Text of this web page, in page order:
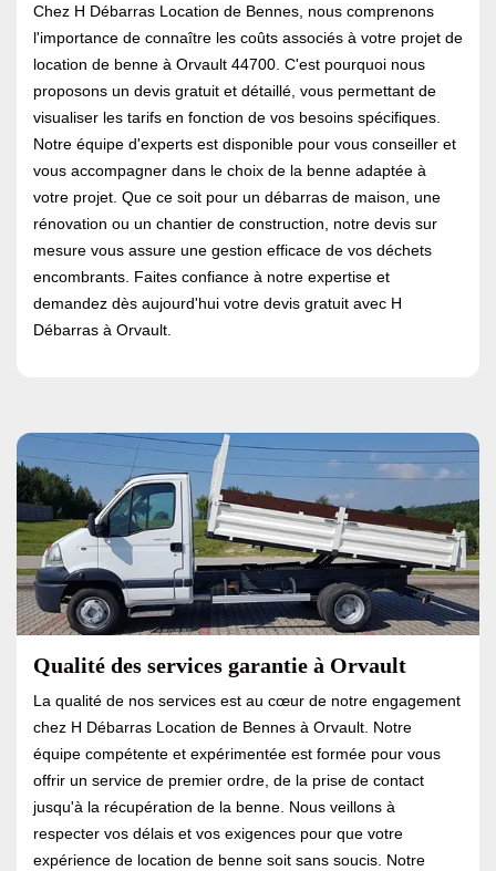
Chez H Débarras Location de Bennes, nous comprenons
l'importance de connaître les coûts associés à votre projet de
location de benne à Orvault 44700. C'est pourquoi nous
proposons un devis gratuit et détaillé, vous permettant de
visualiser les tarifs en fonction de vos besoins spécifiques.
Notre équipe d'experts est disponible pour vous conseiller et
vous accompagner dans le choix de la benne adaptée à
votre projet. Que ce soit pour un débarras de maison, une
rénovation ou un chantier de construction, notre devis sur
mesure vous assure une gestion efficace de vos déchets
encombrants. Faites confiance à notre expertise et
demandez dès aujourd'hui votre devis gratuit avec H
Débarras à Orvault.
Qualité des services garantie à Orvault
La qualité de nos services est au cœur de notre engagement
chez H Débarras Location de Bennes à Orvault. Notre
équipe compétente et expérimentée est formée pour vous
offrir un service de premier ordre, de la prise de contact
jusqu'à la récupération de la benne. Nous veillons à
respecter vos délais et vos exigences pour que votre
expérience de location de benne soit sans soucis. Notre